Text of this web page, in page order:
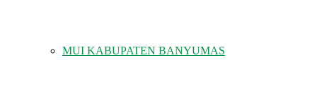
MUI KABUPATEN BANYUMAS